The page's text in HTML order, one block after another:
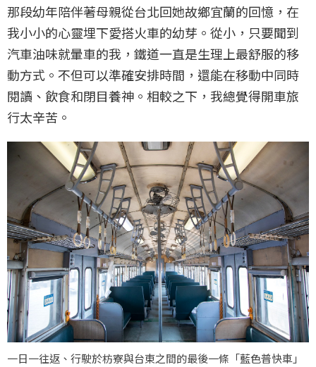
那段幼年陪伴著母親從台北回她故鄉宜蘭的回憶，在
我小小的心靈埋下愛搭火車的幼芽。從小，只要聞到
汽車油味就暈車的我，鐵道一直是生理上最舒服的移
動方式。不但可以準確安排時間，還能在移動中同時
閱讀、飲食和閉目養神。相較之下，我總覺得開車旅
行太辛苦。
一日一往返、行駛於枋寮與台東之間的最後一條「藍色普快車」